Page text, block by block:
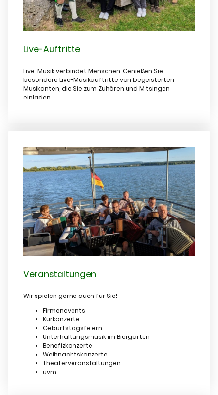
Live-Auftritte
Live-Musik verbindet Menschen. Genießen Sie
besondere Live-Musikauftritte von begeisterten
Musikanten, die Sie zum Zuhören und Mitsingen
einladen.
Veranstaltungen
Wir spielen gerne auch für Sie!
Firmenevents
Kurkonzerte
Geburtstagsfeiern
Unterhaltungsmusik im Biergarten
Benefizkonzerte
Weihnachtskonzerte
Theaterveranstaltungen
uvm.